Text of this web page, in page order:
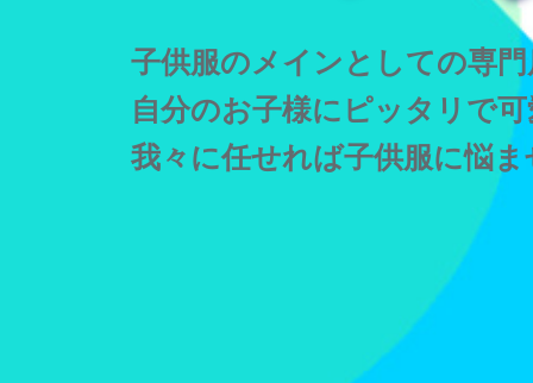
子供服のメインとしての専
自分のお子様にピッタリで
我々に任せれば子供服に悩